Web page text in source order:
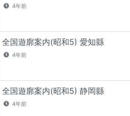
4年前
全国遊廓案内(昭和5) 愛知縣
4年前
全国遊廓案内(昭和5) 静岡縣
4年前